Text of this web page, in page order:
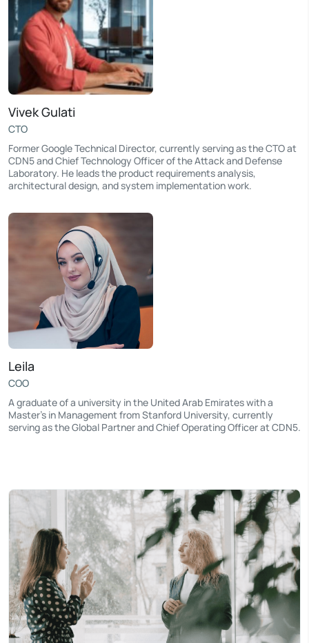
Vivek Gulati
CTO
Former Google Technical Director, currently serving as the CTO at
CDN5 and Chief Technology Officer of the Attack and Defense
Laboratory. He leads the product requirements analysis,
architectural design, and system implementation work.
Leila
COO
A graduate of a university in the United Arab Emirates with a
Master's in Management from Stanford University, currently
serving as the Global Partner and Chief Operating Officer at CDN5.